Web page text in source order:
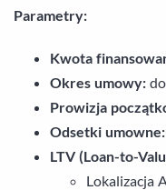
Parametry:
Kwota
Okres umowy:
Prowizja
Odsetki umowne:
LTV (Loan-to-
Lokalizacja